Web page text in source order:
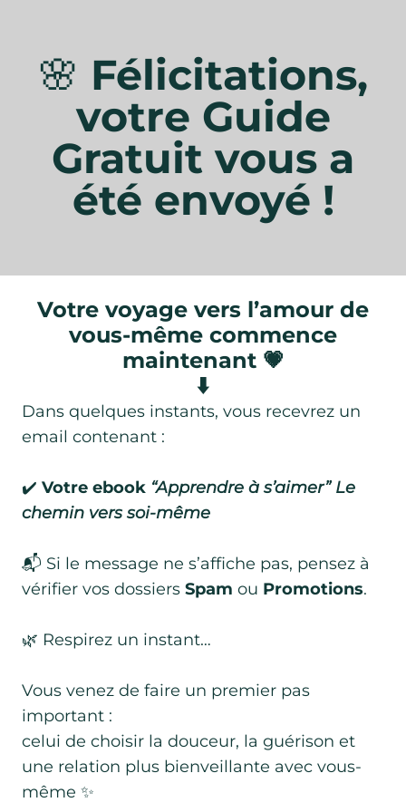
🌸 Félicitations,
votre Guide
Gratuit vous a
été envoyé !
Votre voyage vers l’amour de
vous-même commence
maintenant 💗
⬇️
Dans quelques instants, vous recevrez un
email contenant :
✔️ Votre ebook “Apprendre à s’aimer” Le
chemin vers soi-même
📬 Si le message ne s’affiche pas, pensez à
vérifier vos dossiers Spam ou Promotions.
🌿 Respirez un instant…
Vous venez de faire un premier pas
important :
celui de choisir la douceur, la guérison et
une relation plus bienveillante avec vous-
même ✨